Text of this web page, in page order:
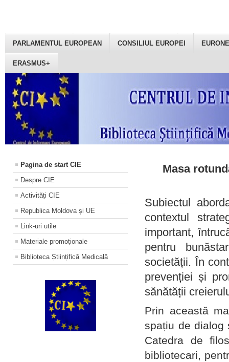
PARLAMENTUL EUROPEAN CONSILIUL EUROPEI
ERASMUS+
Pagina de start CIE
Despre CIE
Activități CIE
Republica Moldova și UE
Link-uri utile
Materiale promoţionale
Biblioteca Științifică Medicală
Masa
Subiectul
contextul
important,
pentru
societății. În
prevenției și
sănătății
Prin această
spațiu de dialog
Catedra de
bibliotecari,